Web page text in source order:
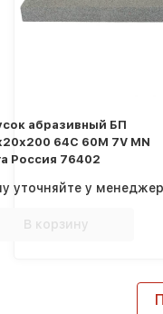
абразивный БП
64С 60М 7V MN
Россия 76402
уточняйте у
В корзину